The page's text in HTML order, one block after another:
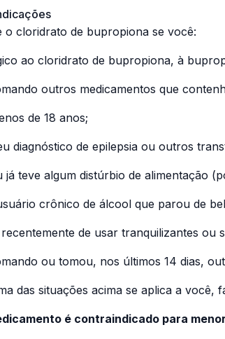
o cloridrato de bupropiona se você:
ao cloridrato de bupropiona, à
outros medicamentos que
de 18 anos;
diagnóstico de epilepsia ou outros
já teve algum distúrbio de alimentação
crônico de álcool que parou de
de usar tranquilizantes ou
ou tomou, nos últimos 14 dias,
das situações acima se aplica a
é contraindicado para